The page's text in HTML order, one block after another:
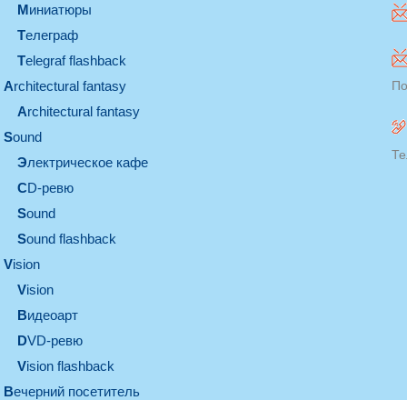
миниатюры
телеграф
Telegraf flashback
architectural fantasy
architectural fantasy
sound
электрическое кафе
CD-ревю
sound
Sound flashback
vision
vision
видеоарт
DVD-ревю
Vision flashback
вечерний посетитель